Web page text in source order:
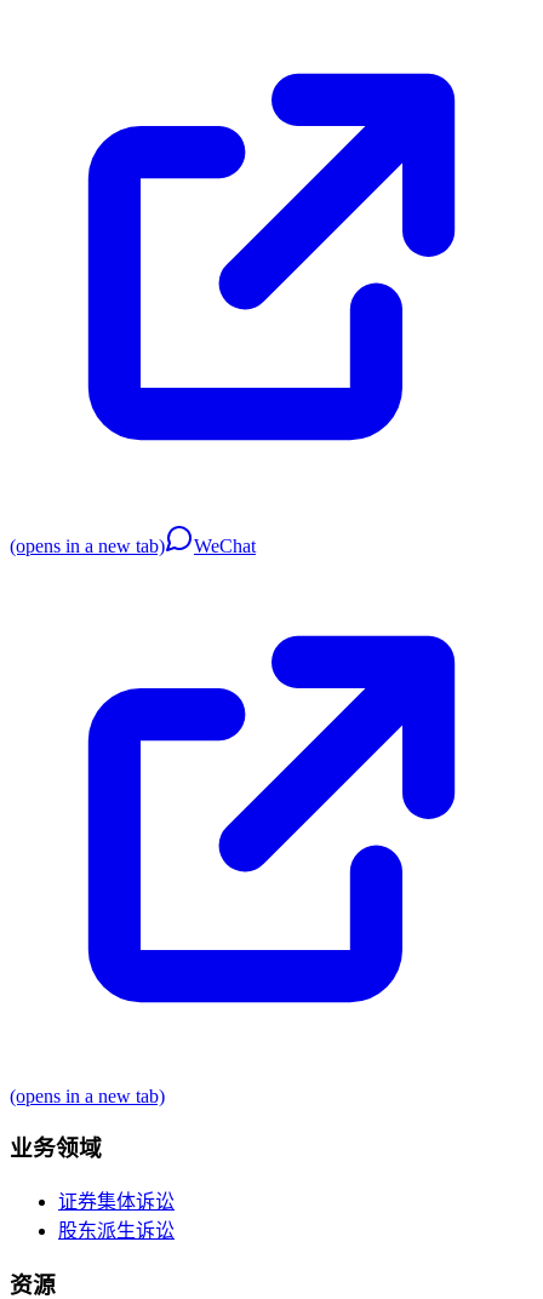
(opens in a new tab) WeChat
(opens in a new tab)
业务领域
证券集体诉讼
股东派生诉讼
资源